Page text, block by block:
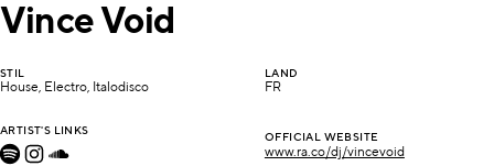
Vince Void
STIL
House, Electro, Italodisco
LAND
FR
ARTIST'S LINKS
OFFICIAL WEBSITE
www.ra.co/dj/vincevoid